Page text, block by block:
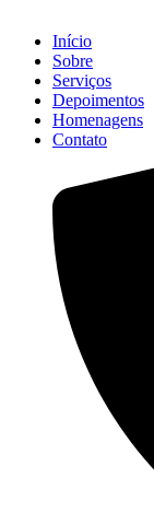
Início
Sobre
Serviços
Depoimentos
Homenagens
Contato